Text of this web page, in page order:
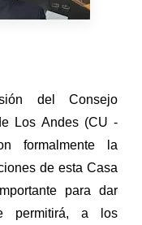
del Consejo
Los Andes (CU -
formalmente la
de esta Casa
para dar
permitirá, a los